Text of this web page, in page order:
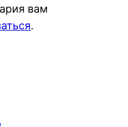
вам
.